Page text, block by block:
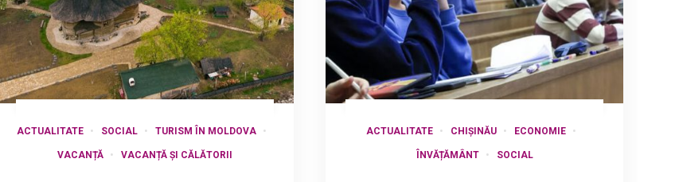
ACTUALITATE SOCIAL TURISM ÎN MOLDOVA
VACANȚĂ VACANȚĂ ȘI CĂLĂTORII
ACTUALITATE CHIȘINĂU ECONOMIE
ÎNVĂȚĂMÂNT SOCIAL